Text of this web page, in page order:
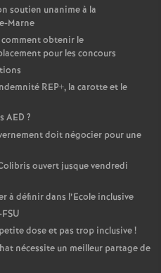
soutien unanime à la
Marne
comment obtenir le
pour les concours
REP+, la carotte et le
AED ?
doit négocier pour une
ouvert jusque vendredi
à définir dans l’Ecole inclusive
dose et pas trop inclusive!
nécessite un meilleur partage de